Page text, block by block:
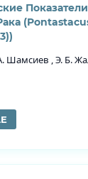
Показатели
Шамсиев , Э. Б.